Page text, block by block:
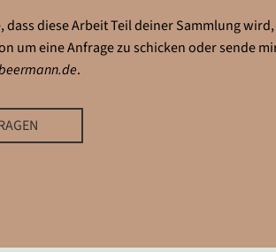
dass diese Arbeit Teil deiner Sammlung
um eine Anfrage zu schicken oder sende
.